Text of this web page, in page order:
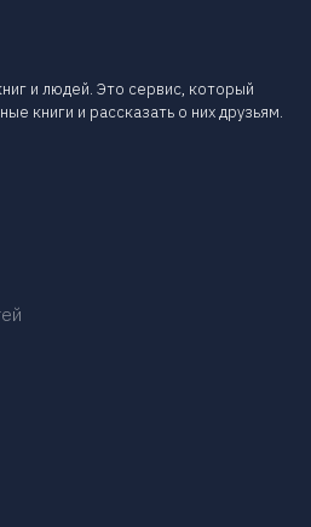
и людей. Это сервис, который
книги и рассказать о них друзьям.